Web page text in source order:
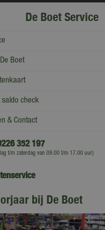
De Boet Service
Boet
saldo check
& Contact
352 197
t/m zaterdag van 09.00 t/m 17.00 uur)
bij De Boet